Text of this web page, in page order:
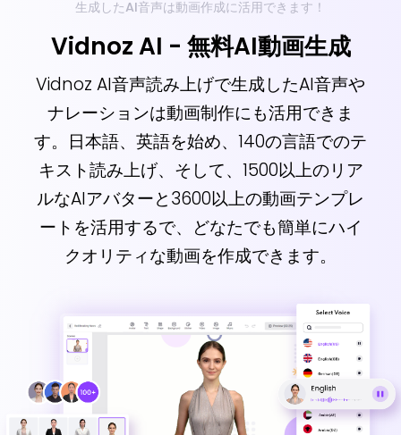
生成したAI音声は動画作成に活用できます！
Vidnoz AI - 無料AI動画生成
Vidnoz AI音声読み上げで生成したAI音声や
ナレーションは動画制作にも活用できま
す。日本語、英語を始め、140の言語でのテ
キスト読み上げ、そして、1500以上のリア
ルなAIアバターと3600以上の動画テンプレ
ートを活用するで、どなたでも簡単にハイ
クオリティな動画を作成できます。